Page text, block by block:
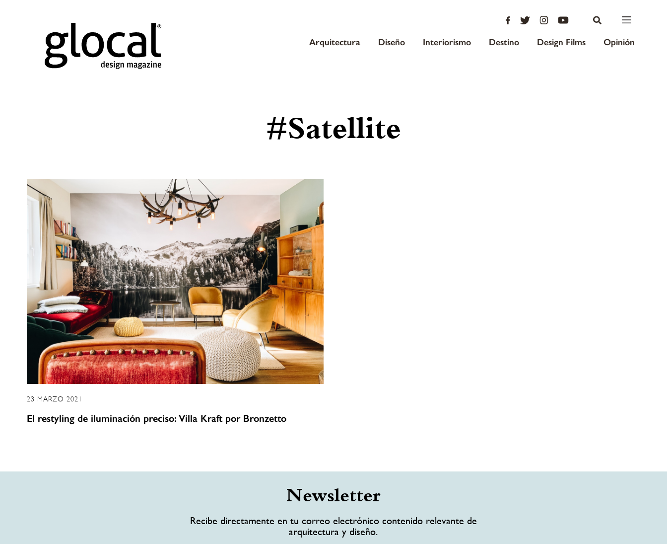
Arquitectura Diseño Interiorismo Destino Design Films Opinión
#Satellite
23 MARZO 2021
El restyling de iluminación preciso: Villa Kraft por Bronzetto
Newsletter
Recibe directamente en tu correo electrónico contenido relevante de
arquitectura y diseño.